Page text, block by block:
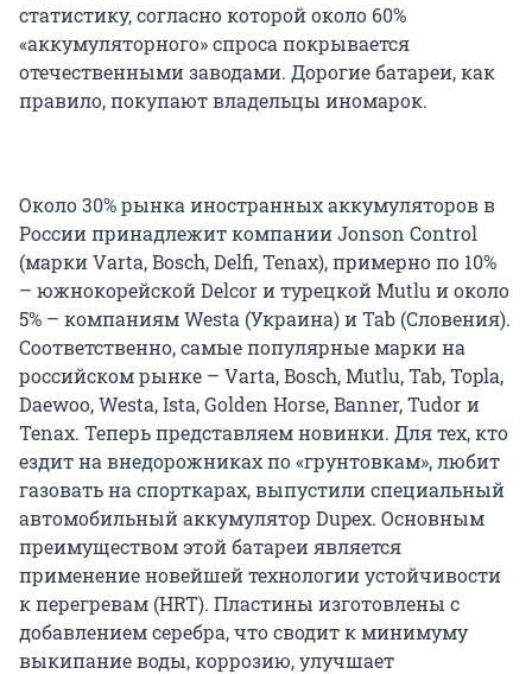
статистику, согласно которой около 60%
«аккумуляторного» спроса покрывается
отечественными заводами. Дорогие батареи, как
правило, покупают владельцы иномарок.
Около 30% рынка иностранных аккумуляторов в
России принадлежит компании Jonson Control
(марки Varta, Bosch, Delfi, Tenax), примерно по 10%
– южнокорейской Delcor и турецкой Mutlu и около
5% – компаниям Westa (Украина) и Tab (Словения).
Соответственно, самые популярные марки на
российском рынке – Varta, Bosch, Mutlu, Tab, Topla,
Daewoo, Westa, Ista, Golden Horse, Banner, Tudor и
Tenax. Теперь представляем новинки. Для тех, кто
ездит на внедорожниках по «грунтовкам», любит
газовать на спорткарах, выпустили специальный
автомобильный аккумулятор Dupex. Основным
преимуществом этой батареи является
применение новейшей технологии устойчивости
к перегревам (HRT). Пластины изготовлены с
добавлением серебра, что сводит к минимуму
выкипание воды, коррозию, улучшает